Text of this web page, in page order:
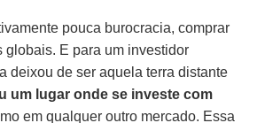
pouca burocracia, comprar
globais. E para um investidor
deixou de ser aquela terra distante
um lugar onde se investe com
em qualquer outro mercado. Essa